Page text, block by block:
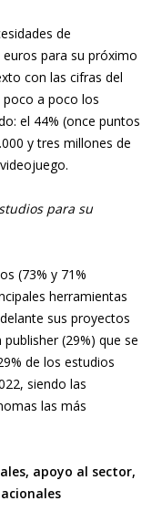
de
para su próximo
con las cifras del
a poco los
el 44% (once puntos
y tres millones de
para su
(73% y 71%
herramientas
sus proyectos
(29%) que se
de los estudios
siendo las
las más
apoyo al sector,